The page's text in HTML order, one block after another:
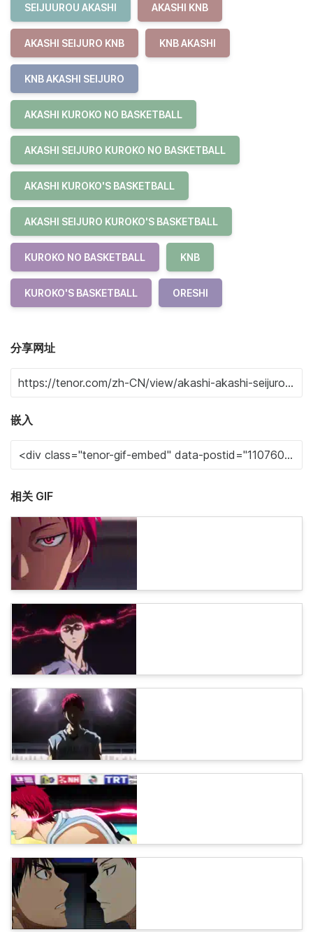
SEIJUUROU AKASHI AKASHI KNB
AKASHI SEIJURO KNB KNB AKASHI
KNB AKASHI SEIJURO
AKASHI KUROKO NO BASKETBALL
AKASHI SEIJURO KUROKO NO BASKETBALL
AKASHI KUROKO'S BASKETBALL
AKASHI SEIJURO KUROKO'S BASKETBALL
KUROKO NO BASKETBALL KNB
KUROKO'S BASKETBALL ORESHI
分享网址
嵌入
相关 GIF